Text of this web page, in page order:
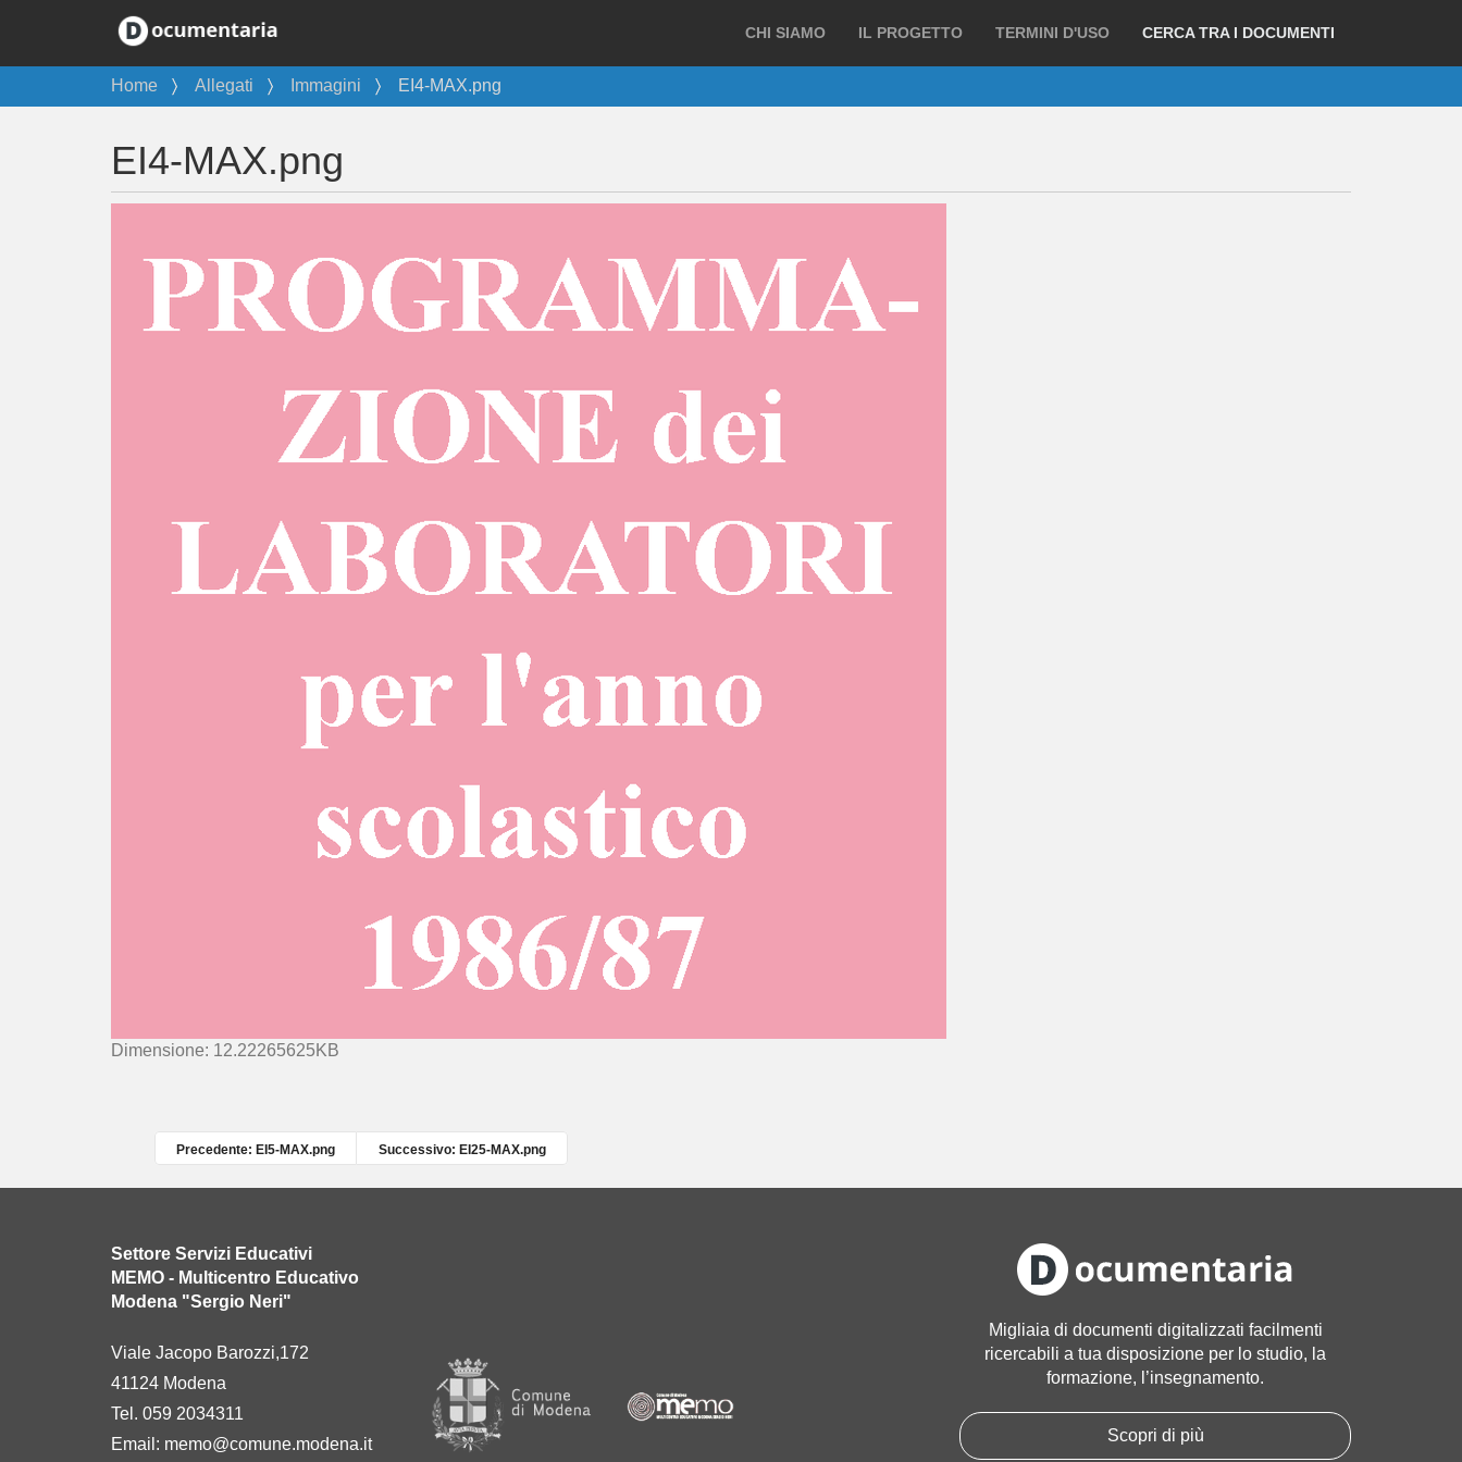
CHI SIAMO IL PROGETTO TERMINI D'USO CERCA TRA I DOCUMENTI
T
u
e
q
Home Allegati Immagini EI4-MAX.png
EI4-MAX.png
C
p
v
e
d
r
e
l
i
Dimensione: 12.22265625KB
Precedente: EI5-MAX.png Successivo: EI25-MAX.png
Settore Servizi Educativi
MEMO - Multicentro Educativo
Modena "Sergio Neri"
Viale Jacopo Barozzi,172
41124 Modena
Tel. 059 2034311
Email: memo@comune.modena.it
Migliaia di documenti digitalizzati facilmenti
ricercabili a tua disposizione per lo studio, la
formazione, l’insegnamento.
Scopri di più